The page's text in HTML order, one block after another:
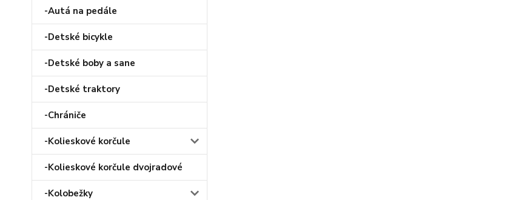
-Autá na pedále
-Detské bicykle
-Detské boby a sane
-Detské traktory
-Chrániče
-Kolieskové korčule
-Kolieskové korčule dvojradové
-Kolobežky